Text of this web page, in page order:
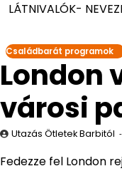
LÁTNIVALÓK-
Családbarát programok
London
városi
Utazás Ötletek Barbitól
Fedezze fel London